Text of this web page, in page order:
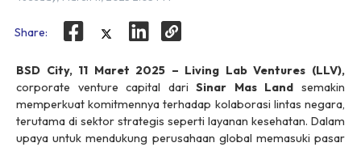
Share:
BSD City, 11 Maret 2025 – Living Lab Ventures (LLV),
corporate venture capital dariSinar Mas Land semakin
memperkuat komitmennya terhadap kolaborasi lintas negara,
terutama di sektor strategis seperti layanan kesehatan. Dalam
upaya untuk mendukung perusahaan global memasuki pasar